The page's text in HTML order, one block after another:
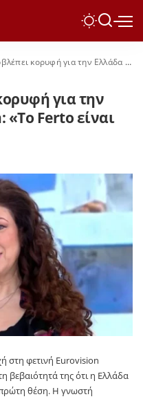
την Ελλάδα στη Eurovision: «Το Ferto είναι πανέξυπνο»
για την
Ferto είναι
στη φετινή Eurovision
βεβαιότητά της ότι η Ελλάδα
θέση. Η γνωστή